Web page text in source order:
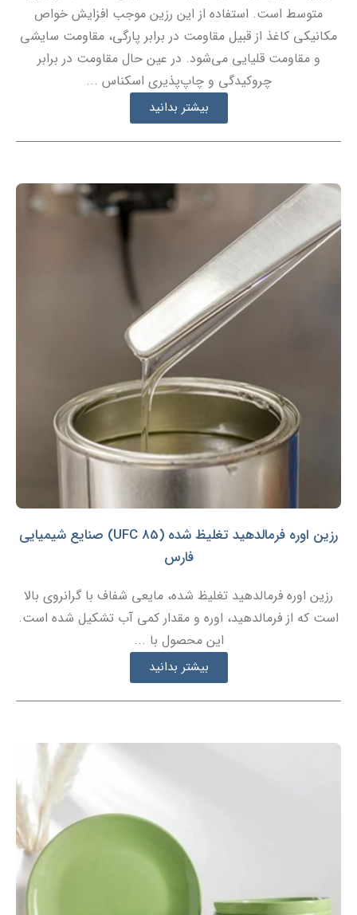
متوسط است. استفاده از این رزین موجب افزایش خواص
مکانیکی کاغذ از قبیل مقاومت در برابر پارگی، مقاومت سایشی
و مقاومت قلیایی می‌شود. در عین حال مقاومت در برابر
چروکیدگی و چاپ‌پذیری اسکناس ...
بیشتر بدانید
رزین اوره فرمالدهید تغلیظ شده (UFC 85) صنایع شیمیایی
فارس
رزین اوره فرمالدهید تغلیظ شده، مایعی شفاف با گرانروی بالا
است که از فرمالدهید، اوره و مقدار کمی آب تشکیل شده است.
این محصول با ...
بیشتر بدانید